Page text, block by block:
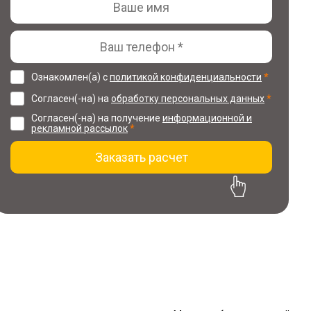
Ознакомлен(а) сполитикой конфиденциальности *
Согласен(-на) на обработку персональных данных*
Согласен(-на) на получение информационной и
рекламной рассылок*
Заказать расчет